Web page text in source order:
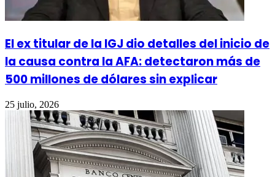
El ex titular de la IGJ dio detalles del inicio de
la causa contra la AFA: detectaron más de
500 millones de dólares sin explicar
25 julio, 2026